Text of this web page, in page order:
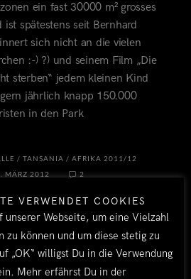
ein fast 30000 m² grosses
ist spätestens seit Bernhard
sich nicht an die vielen
:-) ?) und seinem Film „Die
sterben“ jedem kleinen Kind
jährlich knapp 150.000
in den Park
/TANSANIA /AFRIKA 2011/12
MÄRZ 2012
2
VERWENDET COOKIES
unserer Webseite, um eine Vielzahl
zu können und um diese stetig zu
„OK“ willigst Du in die Verwendung
Mehr erfährst Du in der